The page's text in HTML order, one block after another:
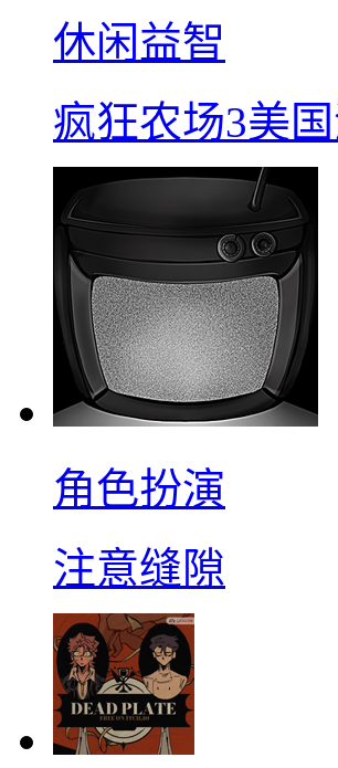
休闲益智
疯狂农场3美
角色扮演
注意缝隙